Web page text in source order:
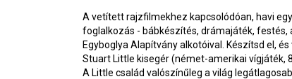
A vetített rajzfilmekhez kapcsolódóan, havi
foglalkozás - bábkészítés, drámajáték, festés,
Egyboglya Alapítvány alkotóival. Készítsd el,
Stuart Little kisegér (német-amerikai vígjáték,
A Little család valószínűleg a világ